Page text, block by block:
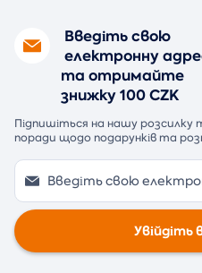
Введіть свою
електронну
та отримайте
знижку 100 CZK
Підпишіться на нашу
поради щодо подарунків та
Увійдіть